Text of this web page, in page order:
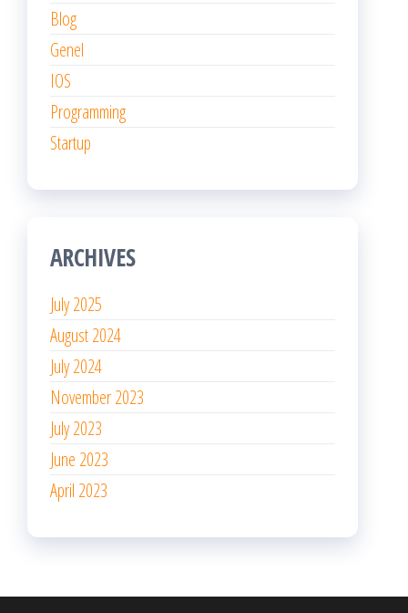
Blog
Genel
IOS
Programming
Startup
ARCHIVES
July 2025
August 2024
July 2024
November 2023
July 2023
June 2023
April 2023